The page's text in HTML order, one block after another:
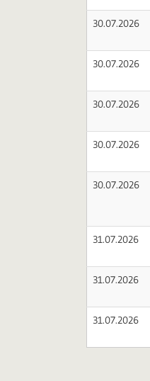
30.07.2026
30.07.2026
30.07.2026
30.07.2026
30.07.2026
31.07.2026
31.07.2026
31.07.2026